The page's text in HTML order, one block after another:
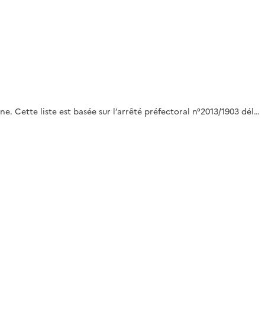
Cette liste est basée sur l’arrêté préfectoral n°2013/1903 dél…